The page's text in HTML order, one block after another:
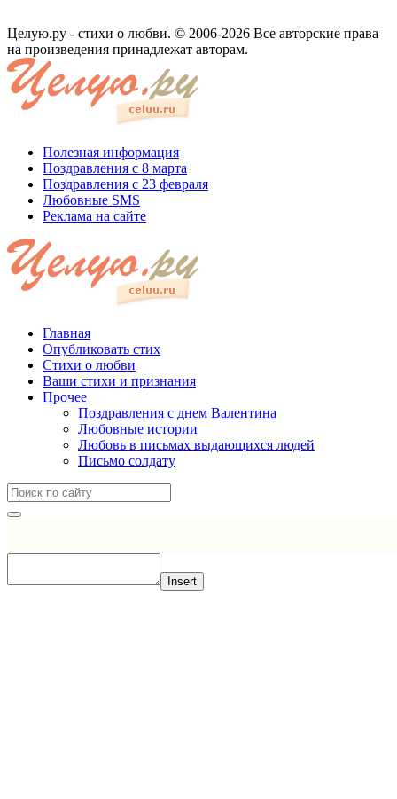
Целую.ру - стихи о любви. © 2006-2026 Все авторские права
на произведения принадлежат авторам.
Полезная информация
Поздравления с 8 марта
Поздравления с 23 февраля
Любовные SMS
Реклама на сайте
Главная
Опубликовать стих
Стихи о любви
Ваши стихи и признания
Прочее
Поздравления с днем Валентина
Любовные истории
Любовь в письмах выдающихся людей
Письмо солдату
Insert